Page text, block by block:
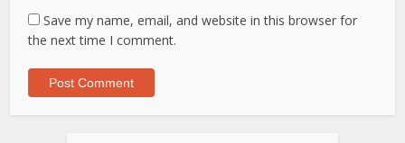
Save my name, email, and website in this browser for
the next time I comment.